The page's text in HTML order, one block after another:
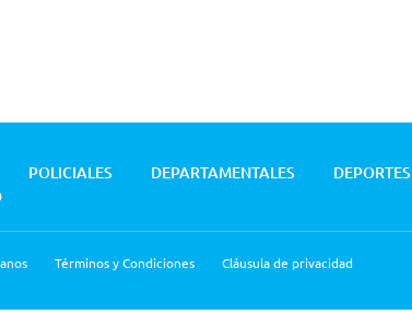
POLICIALES DEPARTAMENTALES DEPORTES
Términos y Condiciones Cláusula de privacidad